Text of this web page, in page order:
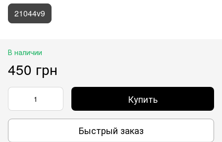
21044v9
В наличии
450 грн
Купить
Быстрый заказ